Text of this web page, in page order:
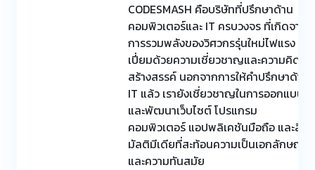
CODESMASH คือบริษัทที่ปรึกษาด้าน
คอมพิวเตอร์และ IT ครบวงจร ที่เกิดจาก
การรวมพลังของวิศวกรรุ่นใหม่ไฟแรง ผู้
เปี่ยมด้วยความเชี่ยวชาญและความคิด
สร้างสรรค์ นอกจากการให้คำปรึกษาด้าน
IT แล้ว เรายังเชี่ยวชาญในการออกแบบ
และพัฒนาเว็บไซต์ โปรแกรม
คอมพิวเตอร์ แอปพลิเคชันมือถือ และสื่อ
มัลติมีเดียที่สะท้อนความเป็นเอกลักษณ์
และความทันสมัย